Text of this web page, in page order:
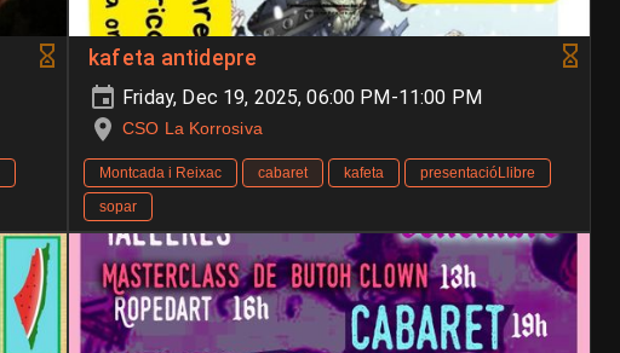
kafeta antidepre
Friday, Dec 19, 2025, 06:00 PM-11:00 PM
CSO La Korrosiva
Montcada i Reixac cabaret kafeta
presentacióLlibre
sopar